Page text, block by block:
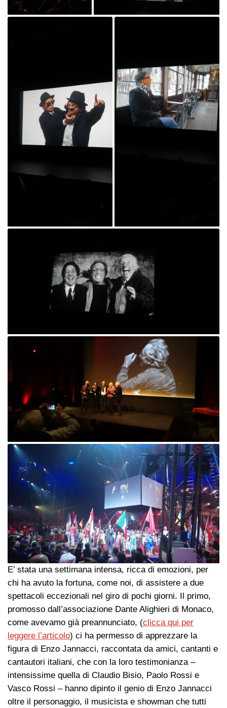
E’ stata una settimana intensa, ricca di emozioni, per
chi ha avuto la fortuna, come noi, di assistere a due
spettacoli eccezionali nel giro di pochi giorni. Il primo,
promosso dall’associazione Dante Alighieri di Monaco,
come avevamo già preannunciato, (clicca qui per
leggere l’articolo) ci ha permesso di apprezzare la
figura di Enzo Jannacci, raccontata da amici, cantanti e
cantautori italiani, che con la loro testimonianza –
intensissime quella di Claudio Bisio, Paolo Rossi e
Vasco Rossi – hanno dipinto il genio di Enzo Jannacci
oltre il personaggio, il musicista e showman che tutti